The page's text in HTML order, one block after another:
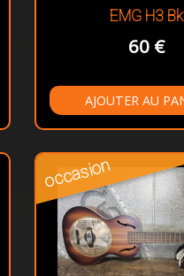
EMG H3 Bk
60 €
occasion